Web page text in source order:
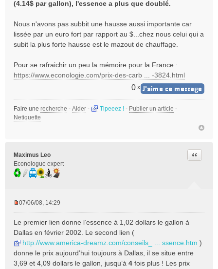
(4.14$ par gallon), l'essence a plus que doublé.
Nous n'avons pas subbit une hausse aussi importante car
lissée par un euro fort par rapport au $...chez nous celui qui a
subit la plus forte hausse est le mazout de chauffage.
Pour se rafraichir un peu la mémoire pour la France :
https://www.econologie.com/prix-des-carb ... -3824.html
0 x
Faire une recherche - Aider - Tipeeez ! - Publier un article -
Netiquette
Maximus Leo
Econologue expert
Citer
s
s
a
g
e
07/06/08, 14:29
Le premier lien donne l’essence à 1,02 dollars le gallon à
Dallas en février 2002. Le second lien (
http://www.america-dreamz.com/conseils_ ... ssence.htm )
donne le prix aujourd’hui toujours à Dallas, il se situe entre
3,69 et 4,09 dollars le gallon, jusqu’à 4 fois plus ! Les prix